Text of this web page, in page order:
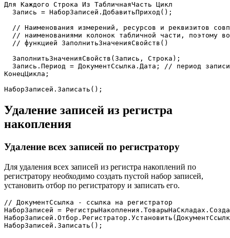
Для Каждого Строка Из ТабличнаяЧасть Цикл
  Запись
= НаборЗаписей . ДобавитьПриход( ) ;
// Наименования измерений, ресурсов и реквизитов
// наименованиями колонок табличной части, поэтому
// функцией ЗаполнитьЗначенияСвойств()
  ЗаполнитьЗначенияСвойств
( Запись , Строка ) ;
  Запись
. Период = ДокументСсылка . Дата ;
// период
КонецЦикла ;
НаборЗаписей . Записать ( ) ;
Удаление записей из регистра
накопления
Удаление всех записей по регистратору
Для удаления всех записей из регистра накоплений по
регистратору необходимо создать пустой набор записей,
установить отбор по регистратору и записать его.
// ДокументСсылка - ссылка на регистратор
НаборЗаписей = РегистрыНакопления . ТоварыНаСкладах .
НаборЗаписей . Отбор . Регистратор . Установить (
НаборЗаписей . Записать ( ) ;